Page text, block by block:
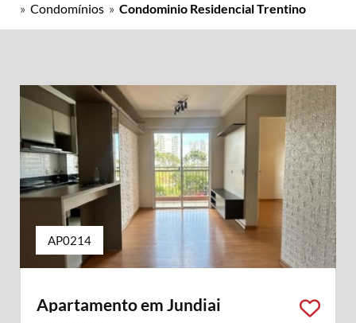
» Condomínios » Condominio Residencial Trentino
AP0214
Apartamento em Jundiai